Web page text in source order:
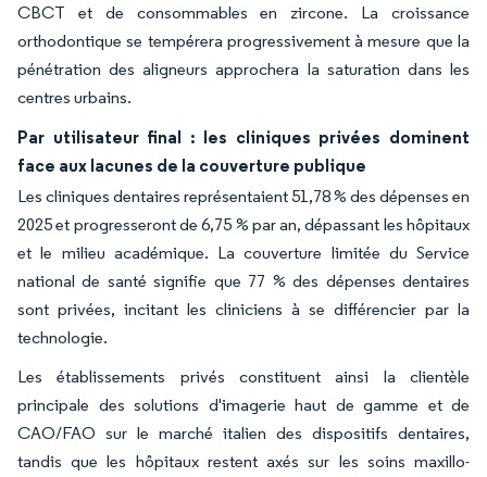
CBCT et de consommables en zircone. La croissance
orthodontique se tempérera progressivement à mesure que la
pénétration des aligneurs approchera la saturation dans les
centres urbains.
Par utilisateur final : les cliniques privées dominent
face aux lacunes de la couverture publique
Les cliniques dentaires représentaient 51,78 % des dépenses en
2025 et progresseront de 6,75 % par an, dépassant les hôpitaux
et le milieu académique. La couverture limitée du Service
national de santé signifie que 77 % des dépenses dentaires
sont privées, incitant les cliniciens à se différencier par la
technologie.
Les établissements privés constituent ainsi la clientèle
principale des solutions d'imagerie haut de gamme et de
CAO/FAO sur le marché italien des dispositifs dentaires,
tandis que les hôpitaux restent axés sur les soins maxillo-